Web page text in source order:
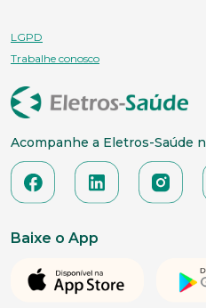
LGPD
Trabalhe conosco
Acompanhe a Eletros-Saúde
Baixe o App